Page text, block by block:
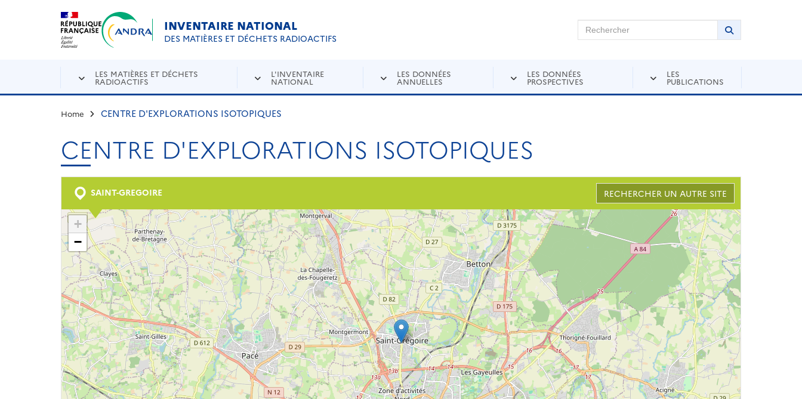
Aller au contenu principal
INVENTAIRE NATIONAL
DES MATIÈRES ET DÉCHETS RADIOACTIFS
Rechercher sur Andra Inventaire Rechercher
Lancer la
LES MATIÈRES ET DÉCHETS
RADIOACTIFS
L'INVENTAIRE
NATIONAL
LES DONNÉES
ANNUELLES
LES DONNÉES
PROSPECTIVES
LES
PUBLICATIONS
Home CENTRE D'EXPLORATIONS ISOTOPIQUES
CENTRE D'EXPLORATIONS ISOTOPIQUES
SAINT-GREGOIRE RECHERCHER UN AUTRE SITE
+
−